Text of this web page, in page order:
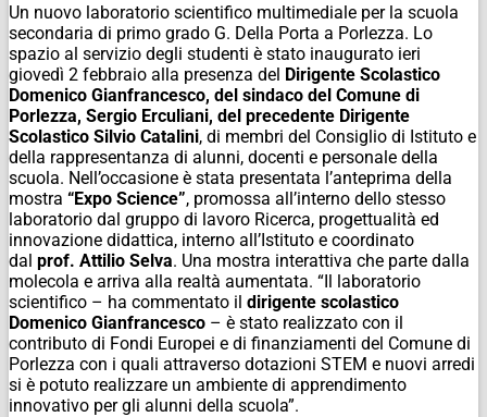
Un nuovo laboratorio scientifico multimediale per la scuola
secondaria di primo grado G. Della Porta a Porlezza. Lo
spazio al servizio degli studenti è stato inaugurato ieri
giovedì 2 febbraio alla presenza del Dirigente Scolastico
Domenico Gianfrancesco, del sindaco del Comune di
Porlezza, Sergio Erculiani, del precedente Dirigente
Scolastico Silvio Catalini, di membri del Consiglio di Istituto e
della rappresentanza di alunni, docenti e personale della
scuola. Nell’occasione è stata presentata l’anteprima della
mostra “Expo Science”, promossa all’interno dello stesso
laboratorio dal gruppo di lavoro Ricerca, progettualità ed
innovazione didattica, interno all’Istituto e coordinato
dal prof. Attilio Selva. Una mostra interattiva che parte dalla
molecola e arriva alla realtà aumentata. “Il laboratorio
scientifico – ha commentato il dirigente scolastico
Domenico Gianfrancesco – è stato realizzato con il
contributo di Fondi Europei e di finanziamenti del Comune di
Porlezza con i quali attraverso dotazioni STEM e nuovi arredi
si è potuto realizzare un ambiente di apprendimento
innovativo per gli alunni della scuola”.